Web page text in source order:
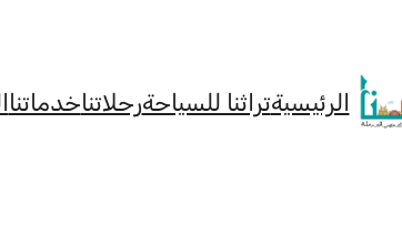
الرئيسيةتراثنا للسياحةرحلاتناخدماتنا